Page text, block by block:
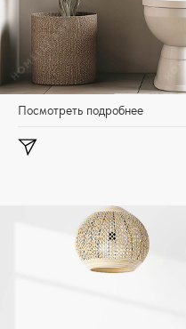
Посмотреть подробнее